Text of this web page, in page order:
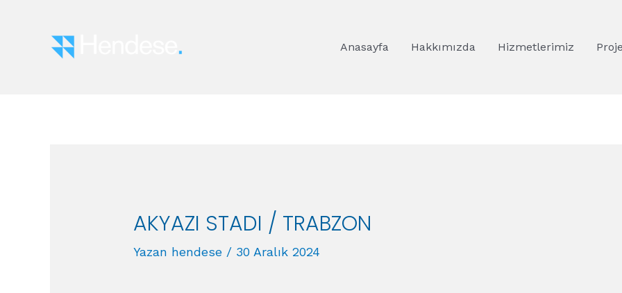
Anasayfa Hakkımızda Hizmetlerimiz
AKYAZI STADI / TRABZON
Yazan hendese / 30 Aralık 2024